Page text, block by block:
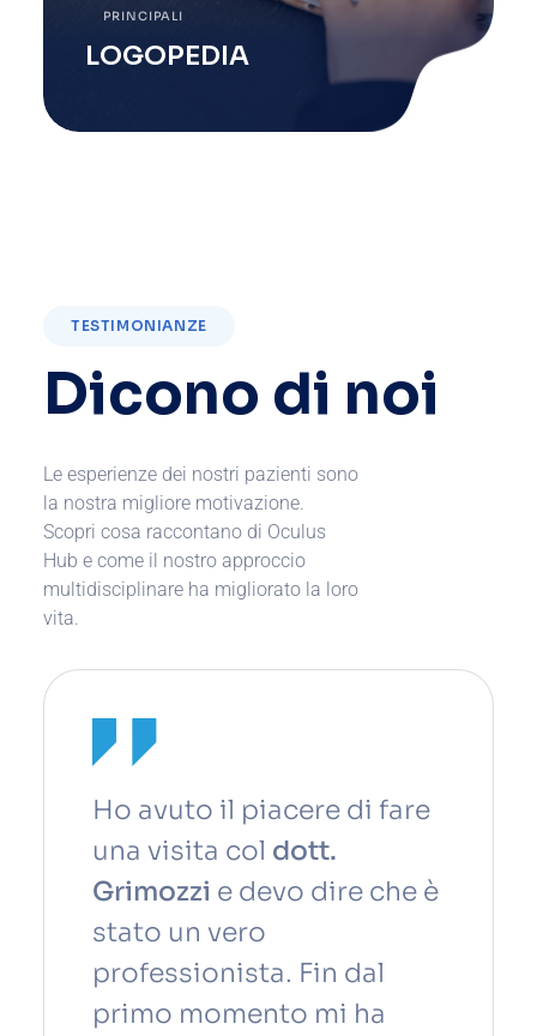
PRINCIPALI
LOGOPEDIA
TESTIMONIANZE
Dicono di noi
Le esperienze dei nostri pazienti sono
la nostra migliore motivazione.
Scopri cosa raccontano di Oculus
Hub e come il nostro approccio
multidisciplinare ha migliorato la loro
vita.
Ho avuto il piacere di fare
una visita col dott.
Grimozzi e devo dire che è
stato un vero
professionista. Fin dal
primo momento mi ha